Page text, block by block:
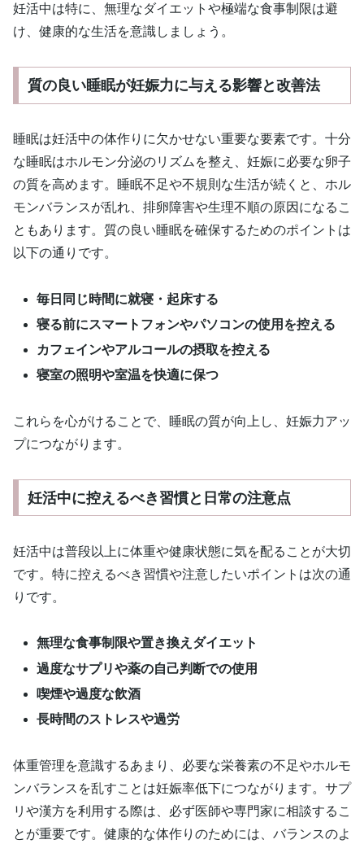
妊活中は特に、無理なダイエットや極端な食事制限は避
け、健康的な生活を意識しましょう。
質の良い睡眠が妊娠力に与える影響と改善法
睡眠は妊活中の体作りに欠かせない重要な要素です。十分
な睡眠はホルモン分泌のリズムを整え、妊娠に必要な卵子
の質を高めます。睡眠不足や不規則な生活が続くと、ホル
モンバランスが乱れ、排卵障害や生理不順の原因になるこ
ともあります。質の良い睡眠を確保するためのポイントは
以下の通りです。
毎日同じ時間に就寝・起床する
寝る前にスマートフォンやパソコンの使用を控える
カフェインやアルコールの摂取を控える
寝室の照明や室温を快適に保つ
これらを心がけることで、睡眠の質が向上し、妊娠力アッ
プにつながります。
妊活中に控えるべき習慣と日常の注意点
妊活中は普段以上に体重や健康状態に気を配ることが大切
です。特に控えるべき習慣や注意したいポイントは次の通
りです。
無理な食事制限や置き換えダイエット
過度なサプリや薬の自己判断での使用
喫煙や過度な飲酒
長時間のストレスや過労
体重管理を意識するあまり、必要な栄養素の不足やホルモ
ンバランスを乱すことは妊娠率低下につながります。サプ
リや漢方を利用する際は、必ず医師や専門家に相談するこ
とが重要です。健康的な体作りのためには、バランスのよ